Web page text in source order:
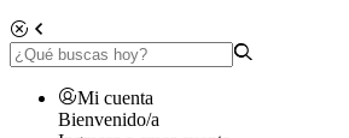
Mi cuenta
Bienvenido/a